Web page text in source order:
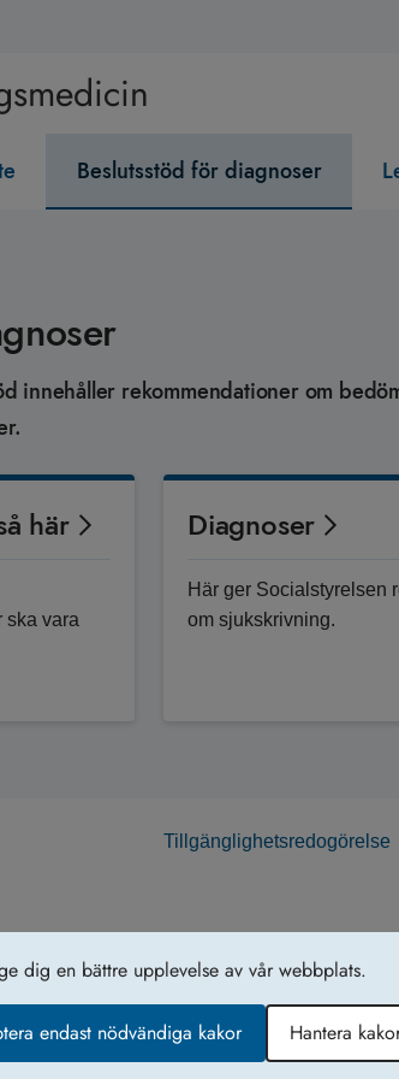
dig en bättre upplevelse av vår webbplats.
endast nödvändiga kakor Hantera
Beslutsstöd för diagnoser
innehåller rekommendationer om
här
ska vara
Diagnoser
Här ger Socialstyrelsen
om sjukskrivning.
Tillgänglighetsredogörelse